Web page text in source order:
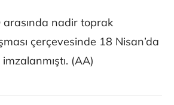
nadir toprak
çerçevesinde 18 Nisan’da
(AA)